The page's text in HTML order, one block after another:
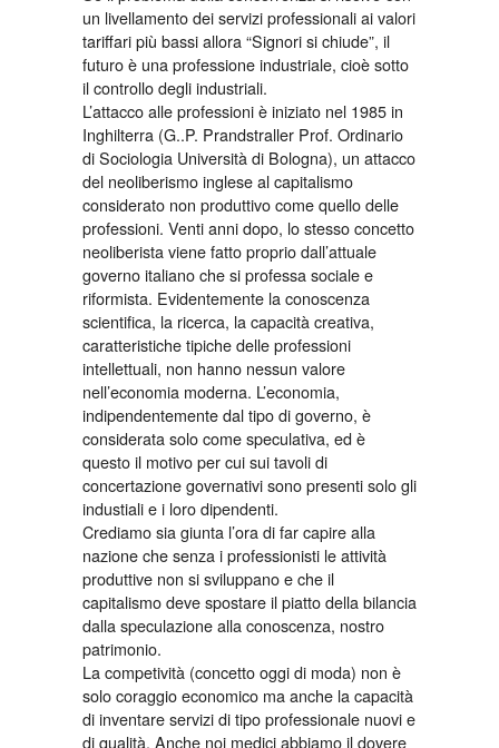
un livellamento dei servizi professionali ai valori
tariffari più bassi allora “Signori si chiude”, il
futuro è una professione industriale, cioè sotto
il controllo degli industriali.
L’attacco alle professioni è iniziato nel 1985 in
Inghilterra (G..P. Prandstraller Prof. Ordinario
di Sociologia Università di Bologna), un attacco
del neoliberismo inglese al capitalismo
considerato non produttivo come quello delle
professioni. Venti anni dopo, lo stesso concetto
neoliberista viene fatto proprio dall’attuale
governo italiano che si professa sociale e
riformista. Evidentemente la conoscenza
scientifica, la ricerca, la capacità creativa,
caratteristiche tipiche delle professioni
intellettuali, non hanno nessun valore
nell’economia moderna. L’economia,
indipendentemente dal tipo di governo, è
considerata solo come speculativa, ed è
questo il motivo per cui sui tavoli di
concertazione governativi sono presenti solo gli
industiali e i loro dipendenti.
Crediamo sia giunta l’ora di far capire alla
nazione che senza i professionisti le attività
produttive non si sviluppano e che il
capitalismo deve spostare il piatto della bilancia
dalla speculazione alla conoscenza, nostro
patrimonio.
La competività (concetto oggi di moda) non è
solo coraggio economico ma anche la capacità
di inventare servizi di tipo professionale nuovi e
di qualità. Anche noi medici abbiamo il dovere